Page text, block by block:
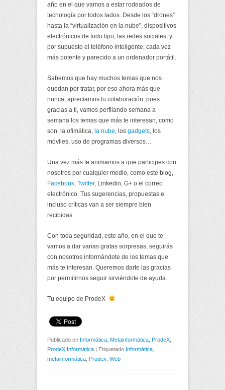
año en el que vamos a estar rodeados de
tecnología por todos lados. Desde los “drones”
hasta la “virtualización en la nube”, dispositivos
electrónicos de todo tipo, las redes sociales, y
por supuesto el teléfono inteligente, cada vez
más potente y parecido a un ordenador portátil.
Sabemos que hay muchos temas que nos
quedan por tratar, por eso ahora más que
nunca, apreciamos tu colaboración, pues
gracias a ti, vamos perfilando semana a
semana los temas que más te interesan, como
son: la ofimática, la nube , los gadgets , los
móviles, uso de programas diversos…
Una vez más te animamos a que participes con
nosotros por cualquier medio, como este blog,
Facebook Twitter, Linkedin, G+ o el correo
electrónico. Tus sugerencias, propuestas e
incluso críticas van a ser siempre bien
recibidas.
Con toda seguridad, este año, en el que te
vamos a dar varias gratas sorpresas, seguirás
con nosotros informándote de los temas que
más te interesan. Queremos darte las gracias
por permitirnos seguir sirviéndote de ayuda.
Tu equipo de ProdeX
Publicado en Informática Metainformática ProdeX
ProdeX Informática | Etiquetado Informática
metainformática Prodex Web